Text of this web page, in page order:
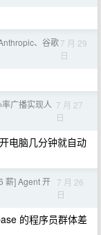
、谷歌7 月 29
日
广播实现人 7 月 27
日
电脑几分钟就自动
薪] Agent 开 7 月 26
日
的程序员群体差